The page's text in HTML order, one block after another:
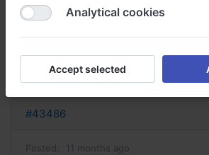
topamax acheter
en ligne
Reply
#43486
Posted: 11 months ago
Analytical cookies
Accept selected